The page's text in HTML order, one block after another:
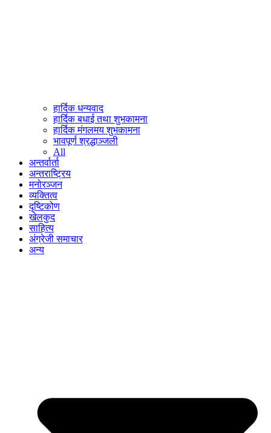
हार्दिक धन्यवाद
हार्दिक बधाई तथा शुभकामना
हार्दिक मंगलमय शुभकामना
भावपूर्ण श्रद्धाञ्जली
All
अन्तर्वार्ता
अन्तराष्ट्रिय
मनोरञ्जन
व्यक्तित्व
दृष्टिकोण
खेलकुद
साहित्य
अंग्रेजी समाचार
अन्य